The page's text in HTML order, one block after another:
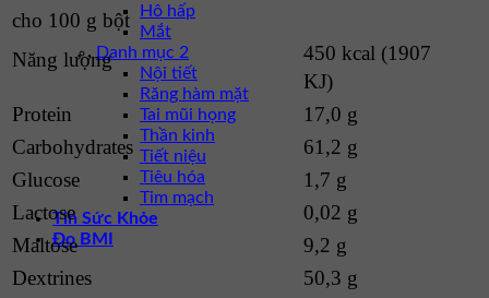
Hô hấp
Mắt
Danh mục 2
Nội tiết
Răng hàm mặt
Tai mũi họng
Thần kinh
Tiết niệu
Tiêu hóa
Tim mạch
Tin Sức Khỏe
Đo BMI
cho 100 g bột
Năng lượng
450 kcal (1907
KJ)
Protein
17,0 g
Carbohydrates
61,2 g
Glucose
1,7 g
Lactose
0,02 g
Maltose
9,2 g
Dextrines
50,3 g